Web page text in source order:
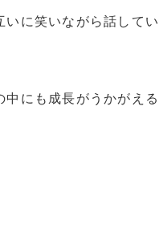
いに笑いながら話してい
にも成長がうかがえる